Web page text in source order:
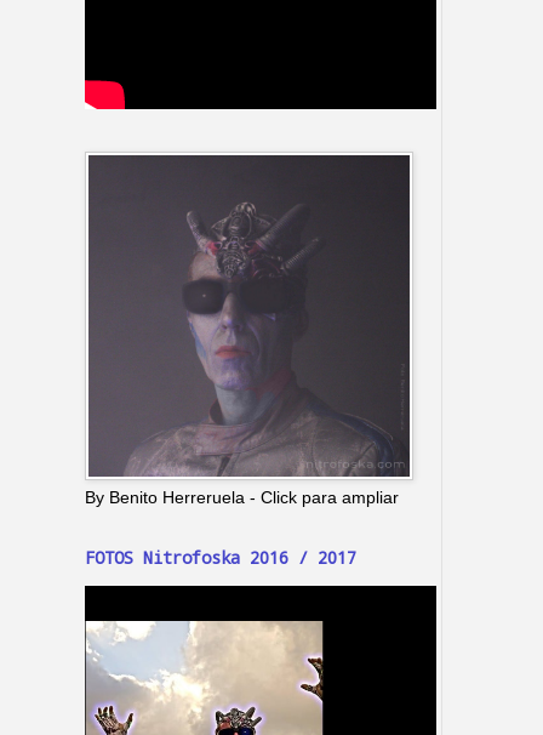
By Benito Herreruela - Click para ampliar
FOTOS Nitrofoska 2016 / 2017